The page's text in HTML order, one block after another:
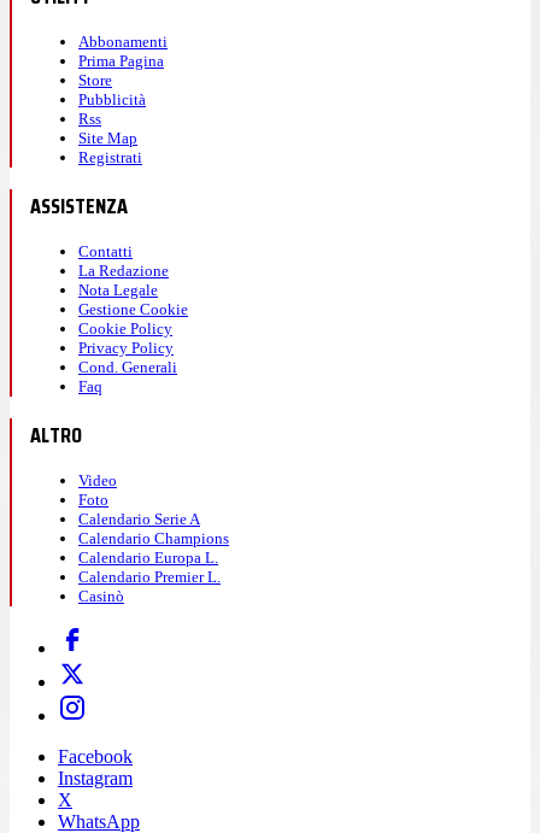
Abbonamenti
Prima Pagina
Store
Pubblicità
Rss
Site Map
Registrati
ASSISTENZA
Contatti
La Redazione
Nota Legale
Gestione Cookie
Cookie Policy
Privacy Policy
Cond. Generali
Faq
ALTRO
Video
Foto
Calendario Serie A
Calendario Champions
Calendario Europa L.
Calendario Premier L.
Casinò
Facebook
Instagram
X
WhatsApp